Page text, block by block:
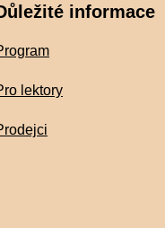
informace
lektory